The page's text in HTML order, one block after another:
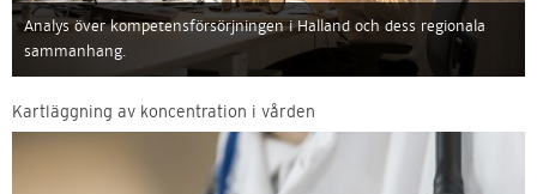
Analys över kompetensförsörjningen i Halland och dess regionala
sammanhang.
Kartläggning av koncentration i vården